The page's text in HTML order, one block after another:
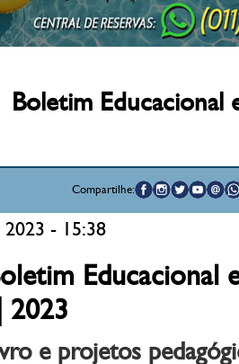
Boletim Educacional
Compartilhe:
2023 - 15:38
Educacional
2023
e projetos